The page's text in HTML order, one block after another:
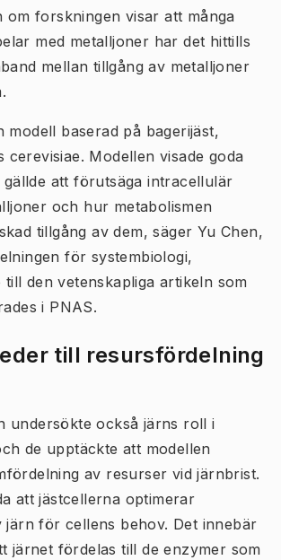
om forskningen visar att många
med metalljoner har det hittills
mellan tillgång av metalljoner
modell baserad på bagerijäst,
cerevisiae. Modellen visade goda
att förutsäga intracellulär
och hur metabolismen
tillgång av dem, säger Yu Chen,
för systembiologi,
den vetenskapliga artikeln​ som
i PNAS.
till resursfördelning
undersökte också järns roll i
de upptäckte att modellen
av resurser vid järnbrist.
att jästcellerna optimerar
järn för cellens behov. Det innebär
järnet fördelas till de enzymer som